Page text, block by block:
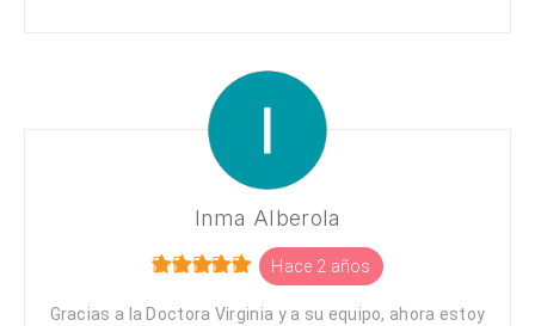
Inma Alberola
Hace 2 años
Gracias a la Doctora Virginia y a su equipo, ahora estoy